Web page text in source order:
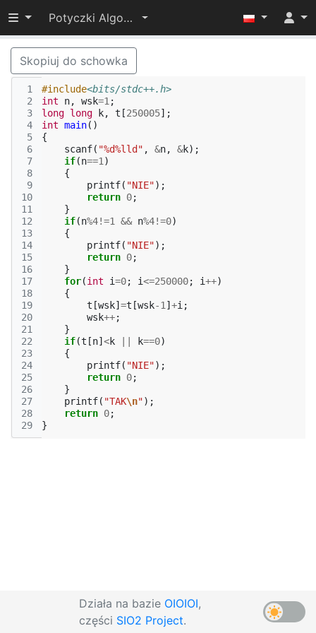
Przełącz widoczność menu
Potyczki Algorytmiczne 2017
Skopiuj do schowka
1
2
3
4
5
6
7
8
9
10
11
12
13
14
15
16
17
18
19
20
21
22
23
24
25
26
27
28
29
#include<bits/stdc++.h>
int
n, wsk=1 ;
long long k, t [250005];
int main()
{
scanf( "%d%lld" , &n, &k);
if(n==1 )
{
printf( "NIE");
return 0;
}
if(n%4!=1 && n%4!=0)
{
printf( "NIE");
return 0;
}
for(int i=0; i<=250000; i++)
{
t [wsk] =t [wsk-1 ] +i ;
wsk++;
}
if(t [n] <k k==0)
{
printf( "NIE");
return 0;
}
printf( "TAK\n");
return 0;
}
Działa na bazie OIOIOI,
części SIO2 Project.